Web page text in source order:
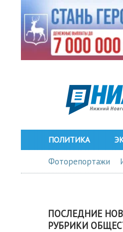
ПОЛИТИКА
Фоторепортажи
ПОСЛЕДНИЕ
РУБРИКИ